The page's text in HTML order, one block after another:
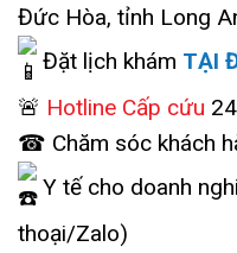
Đức Hòa, tỉnh Long
Đặt lịch khám TẠI
🚨 Hotline Cấp cứu
☎ Chăm sóc khách
Y tế cho doanh
thoại/Zalo)